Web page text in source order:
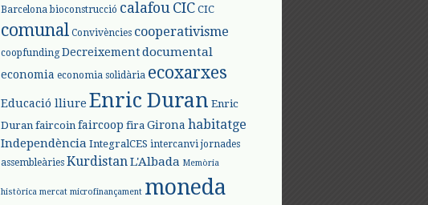
Barcelona bioconstrucció calafou CIC CIC
comunal Convivències cooperativisme
coopfunding Decreixementdocumental
economia economia solidària ecoxarxes
Educació lliure Enric Duran Enric
Duran faircoin faircoop fira Girona habitatge
Independència IntegralCES intercanvi jornades
assembleàries Kurdistan L'Albada Memòria
històrica mercat microfinançament moneda